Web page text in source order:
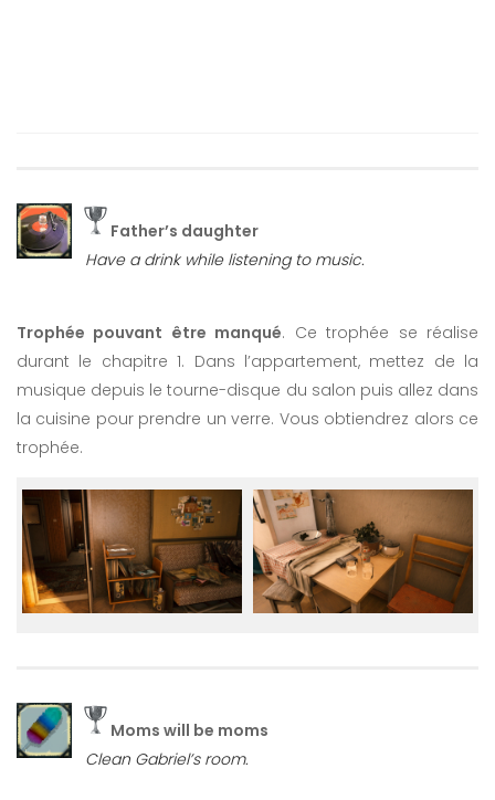
Father’s daughter
Have a drink while listening to music.
Trophée pouvant être manqué. Ce trophée se réalise
durant le chapitre 1. Dans l’appartement, mettez de la
musique depuis le tourne-disque du salon puis allez dans
la cuisine pour prendre un verre. Vous obtiendrez alors ce
trophée.
Moms will be moms
Clean Gabriel’s room.